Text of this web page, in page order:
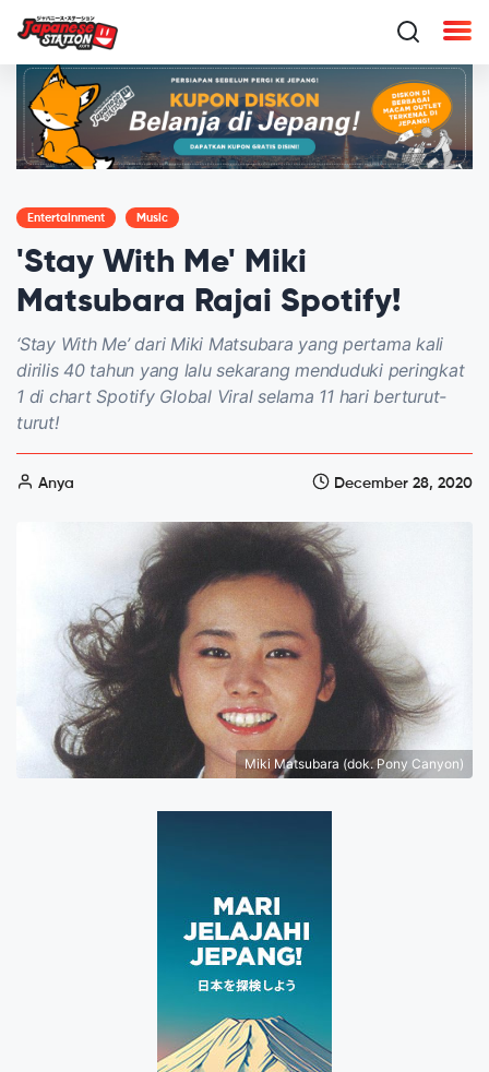
Entertainment Music
'Stay With Me' Miki
Matsubara Rajai Spotify!
‘Stay With Me’ dari Miki Matsubara yang pertama kali
dirilis 40 tahun yang lalu sekarang menduduki peringkat
1 di chart Spotify Global Viral selama 11 hari berturut-
turut!
Anya December 28, 2020
Miki Matsubara (dok. Pony Canyon)